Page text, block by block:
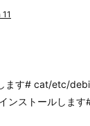
ます# cat/etc/
ンストールします